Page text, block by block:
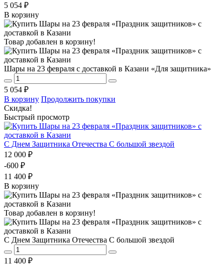
5 054 ₽
В корзину
Товар добавлен в корзину!
Шары на 23 февраля с доставкой в Казани «Для защитника»
5 054 ₽
В корзину Продолжить покупки
Скидка!
Быстрый просмотр
С Днем Защитника Отечества С большой звездой
12 000 ₽
-600 ₽
11 400 ₽
В корзину
Товар добавлен в корзину!
С Днем Защитника Отечества С большой звездой
11 400 ₽